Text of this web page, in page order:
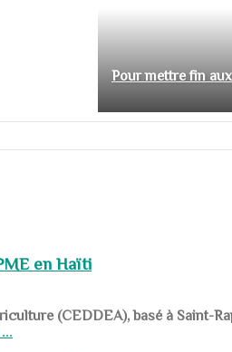
Pour mettre fin
en Haïti
(CEDDEA), basé à Saint-